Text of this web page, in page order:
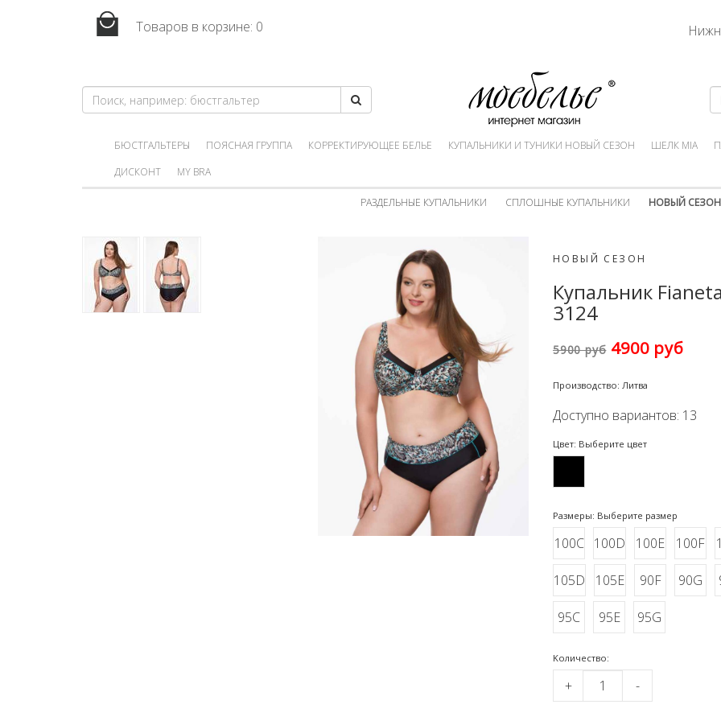
Товаров в корзине: 0
БЮСТГАЛЬТЕРЫ ПОЯСНАЯ ГРУППА КОРРЕКТИРУЮЩЕЕ БЕЛЬЕ КУПАЛЬНИКИ И ТУНИКИ НОВЫЙ СЕЗОН ШЕЛК MIA
ДИСКОНТ
MY BRA
РАЗДЕЛЬНЫЕ КУПАЛЬНИКИ СПЛОШНЫЕ КУПАЛЬНИКИ НОВЫЙ СЕЗОН
НОВЫЙ СЕЗОН
Купальник Fianeta
3124
5900 руб4900 руб
Производство: Литва
Доступно вариантов: 13
Цвет: Выберите цвет
Размеры: Выберите размер
100C 100D 100E 100F
105D 105E 90F 90G
95C 95E 95G
Kоличество:
+ -